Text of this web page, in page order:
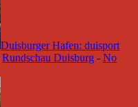
Duisburger Hafen: duisport
Rundschau Duisburg - No